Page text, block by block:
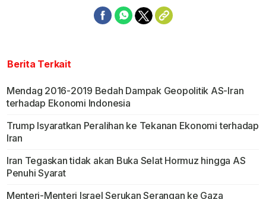
Berita Terkait
Mendag 2016-2019 Bedah Dampak Geopolitik AS-Iran
terhadap Ekonomi Indonesia
Trump Isyaratkan Peralihan ke Tekanan Ekonomi terhadap
Iran
Iran Tegaskan tidak akan Buka Selat Hormuz hingga AS
Penuhi Syarat
Menteri-Menteri Israel Serukan Serangan ke Gaza